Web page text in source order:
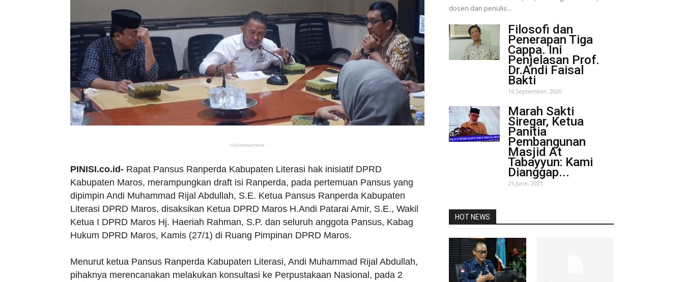
- Advertisement -
PINISI.co.id- Rapat Pansus Ranperda Kabupaten Literasi hak inisiatif DPRD
Kabupaten Maros, merampungkan draft isi Ranperda, pada pertemuan Pansus yang
dipimpin Andi Muhammad Rijal Abdullah, S.E. Ketua Pansus Ranperda Kabupaten
Literasi DPRD Maros, disaksikan Ketua DPRD Maros H.Andi Patarai Amir, S.E., Wakil
Ketua I DPRD Maros Hj. Haeriah Rahman, S.P. dan seluruh anggota Pansus, Kabag
Hukum DPRD Maros, Kamis (27/1) di Ruang Pimpinan DPRD Maros.
Menurut ketua Pansus Ranperda Kabupaten Literasi, Andi Muhammad Rijal Abdullah,
pihaknya merencanakan melakukan konsultasi ke Perpustakaan Nasional, pada 2
dosen dan penulis...
Filosofi dan
Penerapan Tiga
Cappa. Ini
Penjelasan Prof.
Dr.Andi Faisal
Bakti
16 September, 2020
Marah Sakti
Siregar, Ketua
Panitia
Pembangunan
Masjid At
Tabayyun: Kami
Dianggap...
25 June, 2021
HOT NEWS